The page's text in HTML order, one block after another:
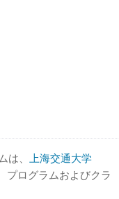
は、
上海交通大学
プログラムおよびクラ